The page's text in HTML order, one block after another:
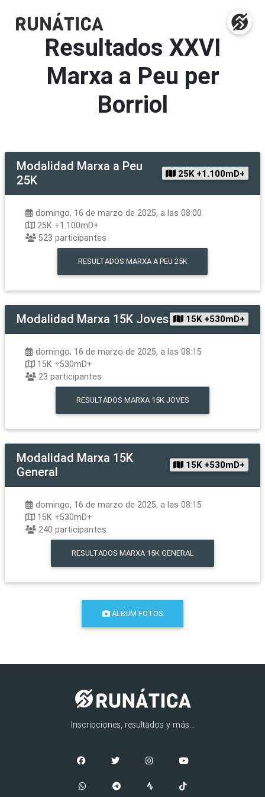
Resultados XXVI
Marxa a Peu per
Borriol
Modalidad Marxa a Peu
25K
25K +1.100mD+
domingo, 16 de marzo de 2025, a las 08:00
25K +1.100mD+
523 participantes
RESULTADOS MARXA A PEU 25K
Modalidad Marxa 15K Joves 15K +530mD+
domingo, 16 de marzo de 2025, a las 08:15
15K +530mD+
23 participantes
RESULTADOS MARXA 15K JOVES
Modalidad Marxa 15K
General
15K +530mD+
domingo, 16 de marzo de 2025, a las 08:15
15K +530mD+
240 participantes
RESULTADOS MARXA 15K GENERAL
ÁLBUM FOTOS
Inscripciones, resultados y más...